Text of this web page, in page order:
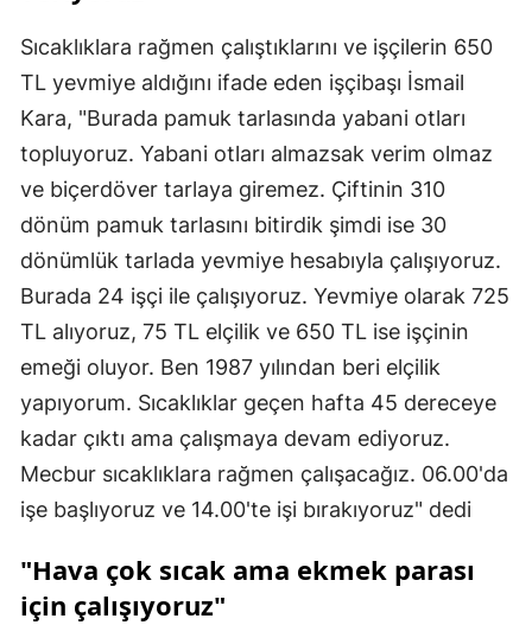
Sıcaklıklara rağmen çalıştıklarını ve işçilerin 650
TL yevmiye aldığını ifade eden işçibaşı İsmail
Kara, "Burada pamuk tarlasında yabani otları
topluyoruz. Yabani otları almazsak verim olmaz
ve biçerdöver tarlaya giremez. Çiftinin 310
dönüm pamuk tarlasını bitirdik şimdi ise 30
dönümlük tarlada yevmiye hesabıyla çalışıyoruz.
Burada 24 işçi ile çalışıyoruz. Yevmiye olarak 725
TL alıyoruz, 75 TL elçilik ve 650 TL ise işçinin
emeği oluyor. Ben 1987 yılından beri elçilik
yapıyorum. Sıcaklıklar geçen hafta 45 dereceye
kadar çıktı ama çalışmaya devam ediyoruz.
Mecbur sıcaklıklara rağmen çalışacağız. 06.00'da
işe başlıyoruz ve 14.00'te işi bırakıyoruz" dedi
"Hava çok sıcak ama ekmek parası
için çalışıyoruz"